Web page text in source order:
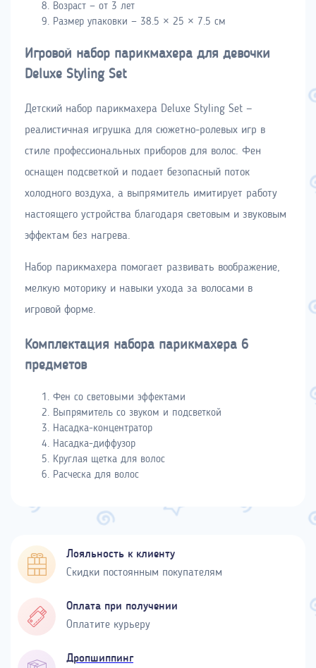
Возраст — от 3 лет
Размер упаковки — 38.5 × 25 × 7.5 см
Игровой набор парикмахера для девочки
Deluxe Styling Set
Детский набор парикмахера Deluxe Styling Set —
реалистичная игрушка для сюжетно-ролевых игр в
стиле профессиональных приборов для волос. Фен
оснащен подсветкой и подает безопасный поток
холодного воздуха, а выпрямитель имитирует работу
настоящего устройства благодаря световым и звуковым
эффектам без нагрева.
Набор парикмахера помогает развивать воображение,
мелкую моторику и навыки ухода за волосами в
игровой форме.
Комплектация набора парикмахера 6
предметов
Фен со световыми эффектами
Выпрямитель со звуком и подсветкой
Насадка-концентратор
Насадка-диффузор
Круглая щетка для волос
Расческа для волос
Лояльность к клиенту
Скидки постоянным покупателям
Оплата при получении
Оплатите курьеру
Дропшиппинг